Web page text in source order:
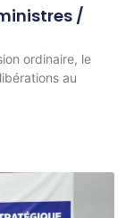
/
ordinaire, le
au